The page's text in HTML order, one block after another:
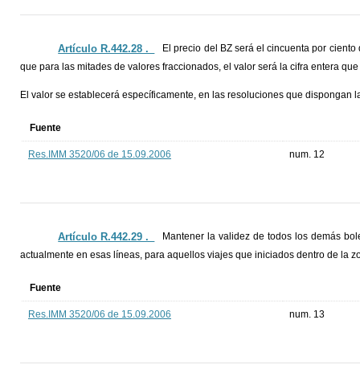
Artículo R.442.28 ._
El precio del BZ será el cincuenta por
que para las mitades de valores fraccionados, el valor será la cifra entera
El valor se establecerá específicamente, en las resoluciones que dispongan
Fuente
Res.IMM 3520/06 de 15.09.2006 num. 12
Artículo R.442.29 ._
Mantener la validez de todos los demás
actualmente en esas líneas, para aquellos viajes que iniciados dentro de la
Fuente
Res.IMM 3520/06 de 15.09.2006 num. 13